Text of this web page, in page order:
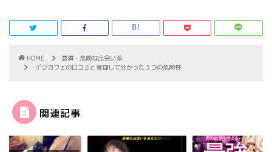
HOME
悪質・危険な出会い系
デジカフェの口コミと登録して分かった３つの危険性
関連記事